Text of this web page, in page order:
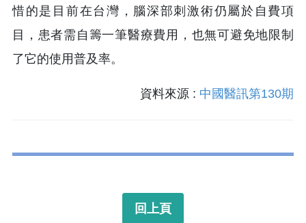
惜的是目前在台灣，腦深部刺激術仍屬於自費項
目，患者需自籌一筆醫療費用，也無可避免地限制
了它的使用普及率。
資料來源 : 中國醫訊第130期
回上頁